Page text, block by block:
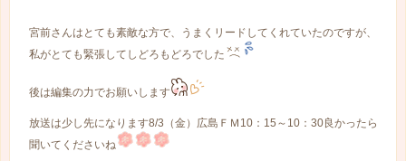
宮前さんはとても素敵な方で、うまくリードしてくれていたのですが、
私がとても緊張してしどろもどろでした
後は編集の力でお願いします
放送は少し先になります8/3（金）広島ＦＭ10：15～10：30良かったら
聞いてくださいね